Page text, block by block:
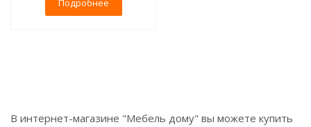
Подробнее
В интернет-магазине "Мебель дому" вы можете купить